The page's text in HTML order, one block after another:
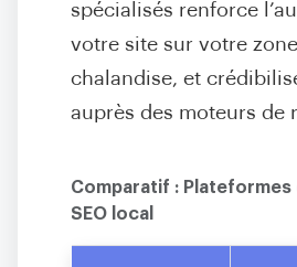
spécialisés renforce
votre site sur votre
chalandise, et
auprès des moteurs de
Comparatif :
SEO local